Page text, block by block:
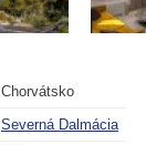
Chorvátsko
Severná Dalmácia